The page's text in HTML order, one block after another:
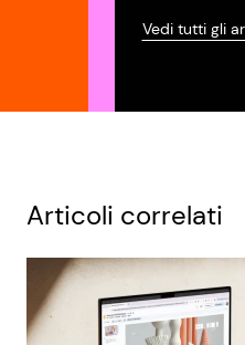
Vedi tutti gli
Articoli correlati